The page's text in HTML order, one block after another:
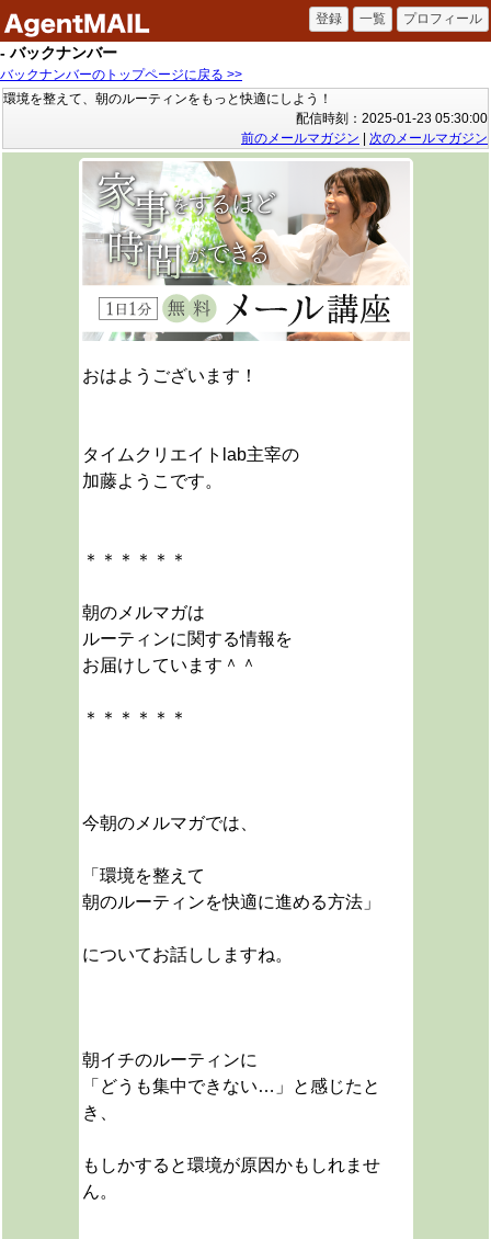
- バックナンバー
バックナンバーのトップページに戻る >>
環境を整えて、朝のルーティンをもっと快適にしよう！
配信時刻：2025-01-23 05:30:00
前のメールマガジン
次のメールマガジン
おはようございます！
タイムクリエイトlab主宰の
加藤ようこです。
＊＊＊＊＊＊
朝のメルマガは
ルーティンに関する情報を
お届けしています＾＾
＊＊＊＊＊＊
今朝のメルマガでは、
「環境を整えて
朝のルーティンを快適に進める方法」
についてお話ししますね。
朝イチのルーティンに
「どうも集中できない…」と感じたと
き、
もしかすると環境が原因かもしれませ
ん。